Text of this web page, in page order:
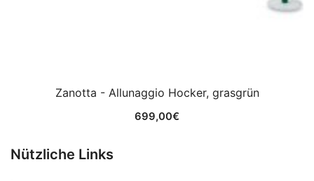
Zanotta - Allunaggio Hocker, grasgrün
699,00€
Nützliche Links